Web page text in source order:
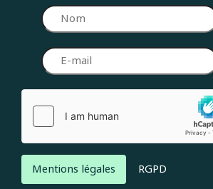
Mentions légales RGPD